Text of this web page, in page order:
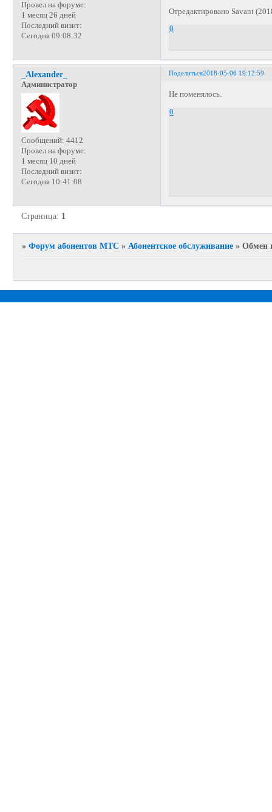
Провел на форуме:
1 месяц 26 дней
Последний визит:
Сегодня 09:08:32
Отредактировано Savant
0
Поделиться2018-05-06 19:12:59
_Alexander_
Администратор
Сообщений: 4412
Провел на форуме:
1 месяц 10 дней
Последний визит:
Сегодня 10:41:08
Не поменялось.
0
Страница: 1
»Форум абонентов МТС » Абонентское обслуживание »Обмен